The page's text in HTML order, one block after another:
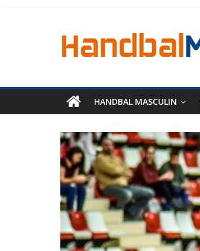
HANDBAL MASCULIN